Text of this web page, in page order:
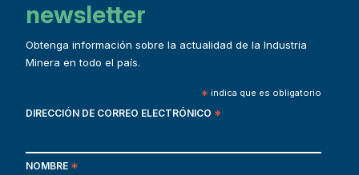
newsletter
Obtenga información sobre la actualidad de la Industria
Minera en todo el país.
* indica que es obligatorio
DIRECCIÓN DE CORREO ELECTRÓNICO *
NOMBRE *